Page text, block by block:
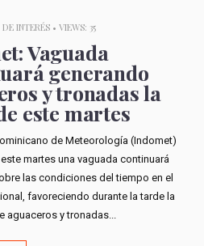
DE INTERÉS• VIEWS: 35
Vaguada
generando
y tronadas la
este martes
de Meteorología (Indomet)
martes una vaguada continuará
las condiciones del tiempo en el
favoreciendo durante la tarde la
aguaceros y tronadas...